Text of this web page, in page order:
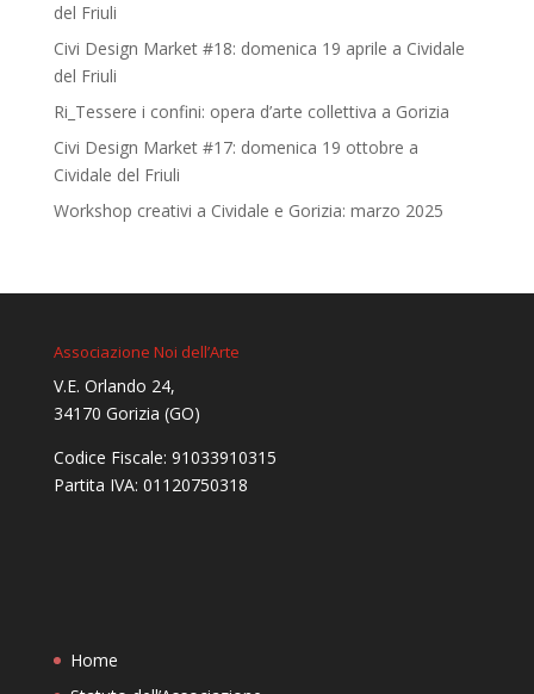
del Friuli
Civi Design Market #18: domenica 19 aprile a Cividale
del Friuli
Ri_Tessere i confini: opera d’arte collettiva a Gorizia
Civi Design Market #17: domenica 19 ottobre a
Cividale del Friuli
Workshop creativi a Cividale e Gorizia: marzo 2025
Associazione Noi dell’Arte
V.E. Orlando 24,
34170 Gorizia (GO)
Codice Fiscale: 91033910315
Partita IVA: 01120750318
Home